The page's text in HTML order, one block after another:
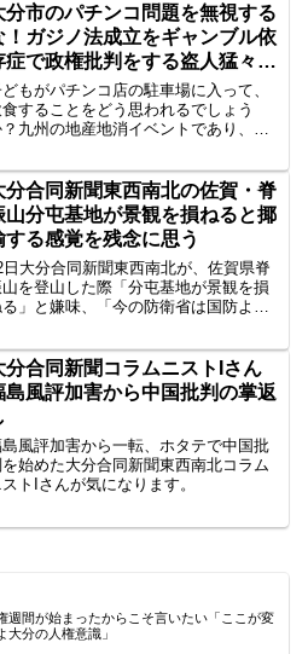
分市のパチンコ問題を無視する
！ガジノ法成立をギャンブル依
症で政権批判をする盗人猛々し
大分合同新聞
もがパチンコ店の駐車場に入って、
することをどう思われるでしょう
九州の地産地消イベントであり、店
されると思っていましたが、どうや
僕は認識が甘いようです。競馬場は動
化していますが、いろん...
分合同新聞東西南北の佐賀・脊
山分屯基地が景観を損ねると揶
する感覚を残念に思う
日大分合同新聞東西南北が、佐賀県脊
を登山した際「分屯基地が景観を損
」と嫌味、「今の防衛省は国防より
と揶揄しています。古事記にある三
山伝説のルーツが脊振山にあると思い
登山したコラムニス...
分合同新聞コラムニストIさん
島風評加害から中国批判の掌返
風評加害から一転、ホタテで中国批
始めた大分合同新聞東西南北コラム
ストIさんが気になります。
週間が始まったからこそ言いたい「ここが変
大分の人権意識」